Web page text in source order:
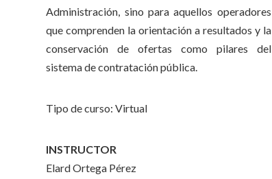
Administración, sino para aquellos operadores
que comprenden la orientación a resultados y la
conservación de ofertas como pilares del
sistema de contratación pública.
Tipo de curso: Virtual
INSTRUCTOR
Elard Ortega Pérez